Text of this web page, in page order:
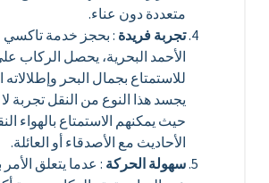
متعددة دون عناء.
تجربة فريدة: بحجز خدمة تاكسي
الأحمد البحرية، يحصل الركاب
للاستمتاع بجمال البحر وإطلالاته
يجسد هذا النوع من النقل تجربة لا
حيث يمكنهم الاستمتاع بالهواء
الأحاديث مع الأصدقاء أو العائلة.
سهولة الحركة: عدما يتعلق الأمر